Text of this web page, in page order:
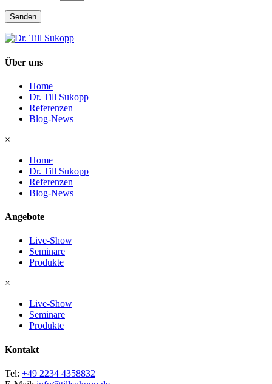
Senden
Über uns
Home
Dr. Till Sukopp
Referenzen
Blog-News
×
Home
Dr. Till Sukopp
Referenzen
Blog-News
Angebote
Live-Show
Seminare
Produkte
×
Live-Show
Seminare
Produkte
Kontakt
Tel: +49 2234 4358832